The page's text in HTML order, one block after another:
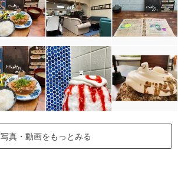
写真・動画をもっとみる